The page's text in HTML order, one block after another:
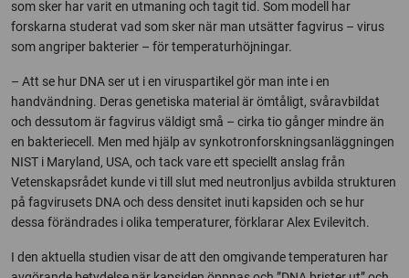
som sker har varit en utmaning och tagit tid. Som modell har
forskarna studerat vad som sker när man utsätter fagvirus – virus
som angriper bakterier – för temperaturhöjningar.
– Att se hur DNA ser ut i en viruspartikel gör man inte i en
handvändning. Deras genetiska material är ömtåligt, svåravbildat
och dessutom är fagvirus väldigt små – cirka tio gånger mindre än
en bakteriecell. Men med hjälp av synkotronforskningsanläggningen
NIST i Maryland, USA, och tack vare ett speciellt anslag från
Vetenskapsrådet kunde vi till slut med neutronljus avbilda strukturen
på fagvirusets DNA och dess densitet inuti kapsiden och se hur
dessa förändrades i olika temperaturer, förklarar Alex Evilevitch.
I den aktuella studien visar de att den omgivande temperaturen har